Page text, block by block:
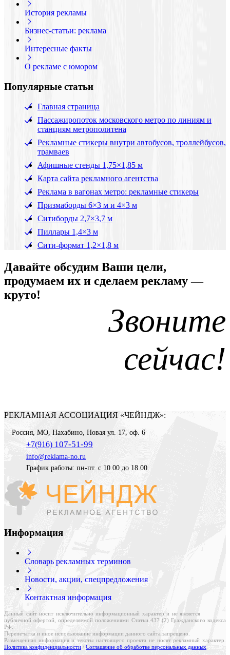
История рекламы
Бизнес-статьи: реклама
Интересные факты
О рекламе с юмором
Популярные статьи
Главная страница
Пассажиропоток московского метро по линиям и
станциям метрополитена
Рекламные стикеры внутри автобусов, троллейбусов,
трамваев
Афишные стенды 1,75×1,85 м
Карта сайта рекламного агентства
Реклама в вагонах метро: рекламные стикеры
Призмаборды 6×3 м и 4×3 м
Ситиборды 2,7×3,7 м
Пиллары 1,4×3 м
Сити-формат 1,2×1,8 м
Давайте обсудим Ваши цели,
продумаем их и сделаем рекламу —
круто!
Звоните
сейчас!
РЕКЛАМНАЯ АССОЦИАЦИЯ «ЧЕЙНДЖ»:
Россия, МО, Нахабино Новая ул. 17, оф. 6
+7(916) 107-51-99
info@reklama-no.ru
График работы: пн-пт. с 10.00 до 18.00
Информация
Словарь рекламных терминов
Новости, акции, спецпредложения
Контактная информация
Данный сайт носит исключительно информационный характер и не является
публичной офертой, определяемой положениями Статьи 437 (2) Гражданского кодекса
РФ.
Перепечатка и иное использование информации данного сайта запрещено.
Размещенная информация и тексты настоящего проекта не носят рекламный характер.
Политика конфиденциальности / Соглашение об обработке персональных данных